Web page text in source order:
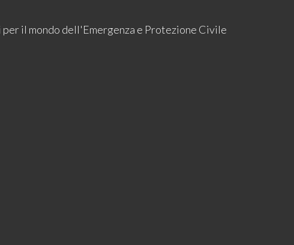
il mondo dell'Emergenza e Protezione Civile